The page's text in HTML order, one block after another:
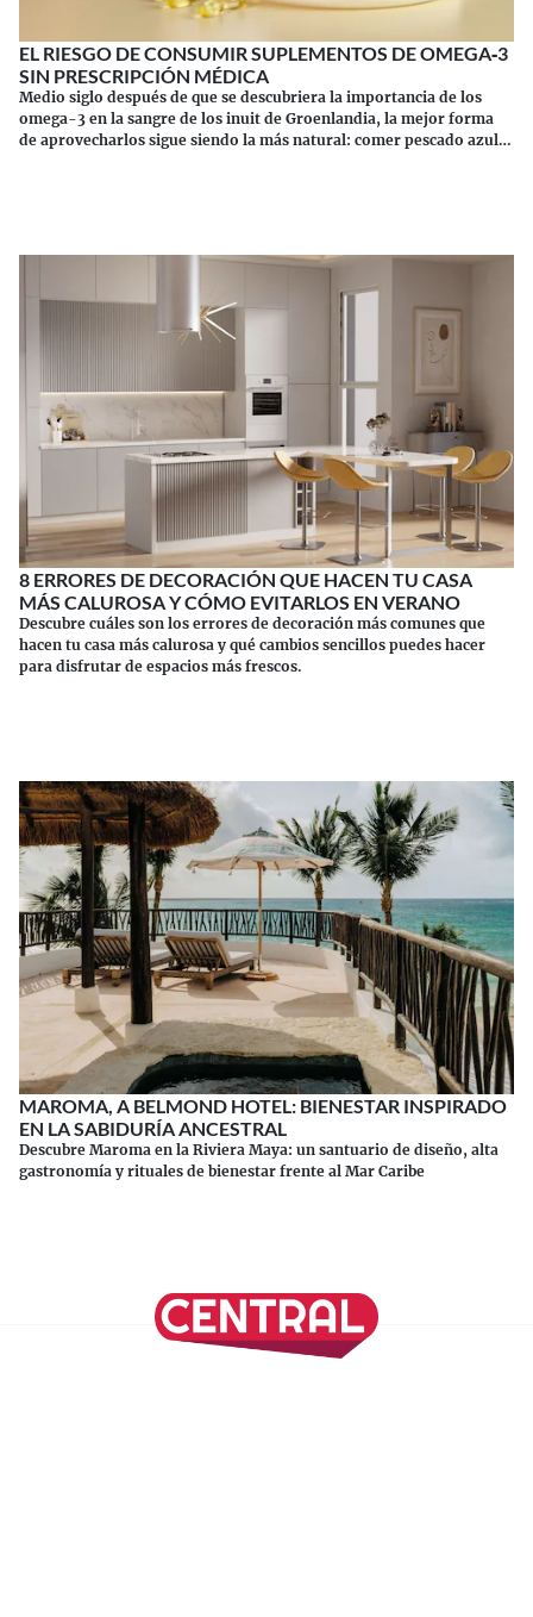
EL RIESGO DE CONSUMIR SUPLEMENTOS DE OMEGA‑3
SIN PRESCRIPCIÓN MÉDICA
Medio siglo después de que se descubriera la importancia de los
omega-3 en la sangre de los inuit de Groenlandia, la mejor forma
de aprovecharlos sigue siendo la más natural: comer pescado azul.
8 ERRORES DE DECORACIÓN QUE HACEN TU CASA
MÁS CALUROSA Y CÓMO EVITARLOS EN VERANO
Descubre cuáles son los errores de decoración más comunes que
hacen tu casa más calurosa y qué cambios sencillos puedes hacer
para disfrutar de espacios más frescos.
MAROMA, A BELMOND HOTEL: BIENESTAR INSPIRADO
EN LA SABIDURÍA ANCESTRAL
Descubre Maroma en la Riviera Maya: un santuario de diseño, alta
gastronomía y rituales de bienestar frente al Mar Caribe